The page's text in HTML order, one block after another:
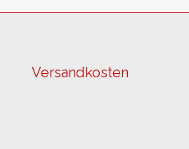
Versandkosten